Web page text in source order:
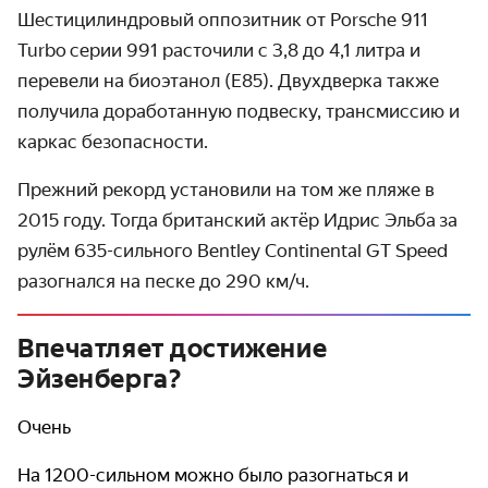
Шестицилиндровый оппозитник от Porsche 911
Turbo серии 991 расточили с 3,8 до 4,1 литра и
перевели на биоэтанол (E85). Двухдверка также
получила доработанную подвеску, трансмиссию и
каркас безопасности.
Прежний рекорд установили на том же пляже в
2015 году. Тогда британский актёр Идрис Эльба за
рулём 635-сильного Bentley Continental GT Speed
разогнался на песке до 290 км/ч.
Впечатляет достижение
Эйзенберга?
Очень
На 1200-сильном можно было разогнаться и